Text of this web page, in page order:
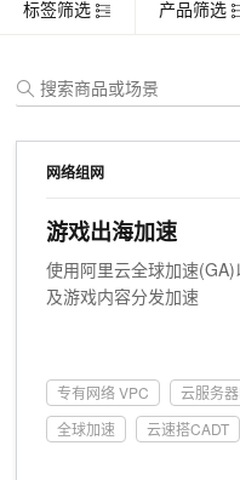
标签筛选 产品筛选
网络组网
游戏出海加速
使用阿里云全球加速
及游戏内容分发加速
专有网络 VPC 云服务
全球加速
云速搭CADT